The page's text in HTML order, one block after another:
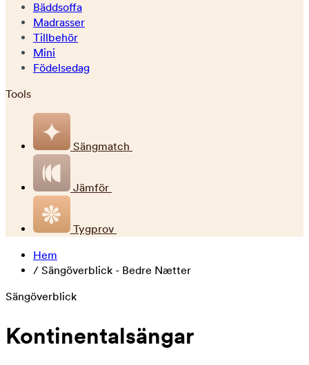
Bäddsoffa
Madrasser
Tillbehör
Mini
Födelsedag
Tools
Sängmatch
Jämför
Tygprov
Hem
/ Sängöverblick - Bedre Nætter
Sängöverblick
Kontinentalsängar